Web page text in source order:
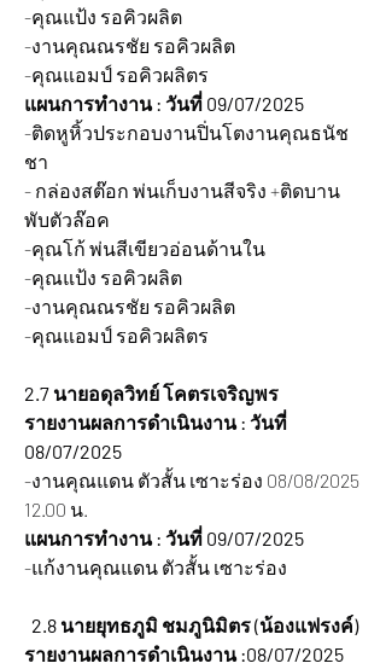
-คุณแป้ง รอคิวผลิต
-งานคุณณรชัย รอคิวผลิต
-คุณแอมป์ รอคิวผลิตร
แผนการทำงาน : วันที่ 09/07/2025
-ติดหูหิ้วประกอบงานปิ่นโตงานคุณธนัช
ชา
- กล่องสต๊อก พ่นเก็บงานสีจริง +ติดบาน
พับตัวล๊อค
-คุณโก้ พ่นสีเขียวอ่อนด้านใน
-คุณแป้ง รอคิวผลิต
-งานคุณณรชัย รอคิวผลิต
-คุณแอมป์ รอคิวผลิตร
2.7 นายอดุลวิทย์ โคตรเจริญพร
รายงานผลการดำเนินงาน : วันที่
08/07/2025
-งานคุณแดน ตัวสั้น เซาะร่อง 08/08/2025
12.00 น.
แผนการทำงาน : วันที่ 09/07/2025
-แก้งานคุณแดน ตัวสั้น เซาะร่อง
2.8 นายยุทธภูมิ ชมภูนิมิตร (น้องแฟรงค์)
รายงานผลการดำเนินงาน :08/07/2025